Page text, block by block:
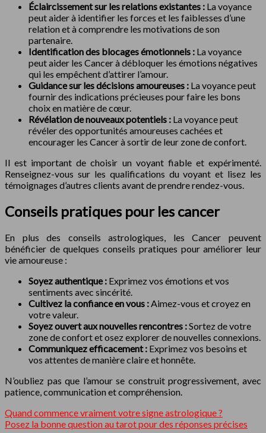
Éclaircissement sur les relations existantes : La voyance
peut aider à identifier les forces et les faiblesses d’une
relation et à comprendre les motivations de son
partenaire.
Identification des blocages émotionnels : La voyance
peut aider les Cancer à débloquer les émotions négatives
qui les empêchent d’attirer l’amour.
Guidance sur les décisions amoureuses : La voyance peut
fournir des indications précieuses pour faire les bons
choix en matière de cœur.
Révélation de nouveaux potentiels : La voyance peut
révéler des opportunités amoureuses cachées et
encourager les Cancer à sortir de leur zone de confort.
Il est important de choisir un voyant fiable et expérimenté.
Renseignez-vous sur les qualifications du voyant et lisez les
témoignages d’autres clients avant de prendre rendez-vous.
Conseils pratiques pour les cancer
En plus des conseils astrologiques, les Cancer peuvent
bénéficier de quelques conseils pratiques pour améliorer leur
vie amoureuse :
Soyez authentique : Exprimez vos émotions et vos
sentiments avec sincérité.
Cultivez la confiance en vous :Aimez-vous et croyez en
votre valeur.
Soyez ouvert aux nouvelles rencontres :Sortez de votre
zone de confort et osez explorer de nouvelles connexions.
Communiquez efficacement : Exprimez vos besoins et
vos attentes de manière claire et honnête.
N’oubliez pas que l’amour se construit progressivement, avec
patience, communication et compréhension.
Quand commence vraiment votre signe astrologique ?
Posez la bonne question au tarot pour des réponses précises